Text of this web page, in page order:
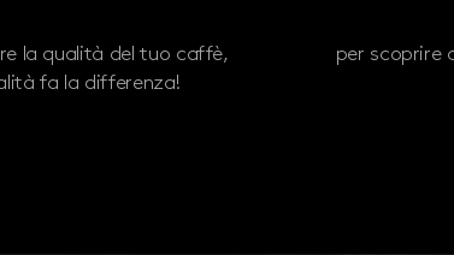
la qualità del tuo caffè,
per scoprire
fa la differenza!